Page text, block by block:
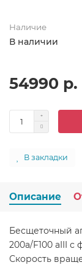
Наличие
В наличии
54990 р.
В закладки
Описание
Бесщеточный
200a/F100 aIII с
Скорость